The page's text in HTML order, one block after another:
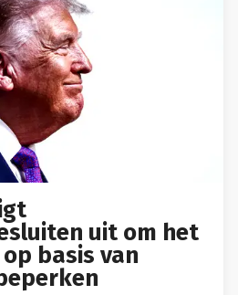
uit om het
basis van